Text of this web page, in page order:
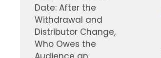
Date: After the
Withdrawal and
Distributor Change,
Who Owes the